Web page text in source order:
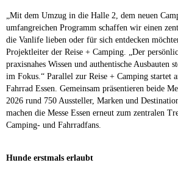
„Mit dem Umzug in die Halle 2, dem neuen
umfangreichen Programm schaffen wir einen
die Vanlife lieben oder für sich entdecken
Projektleiter der Reise + Camping. „Der
praxisnahes Wissen und authentische Ausbauten
im Fokus.“ Parallel zur Reise + Camping startet
Fahrrad Essen. Gemeinsam präsentieren beide
2026 rund 750 Aussteller, Marken und
machen die Messe Essen erneut zum zentralen
Camping- und Fahrradfans.
Hunde erstmals erlaubt